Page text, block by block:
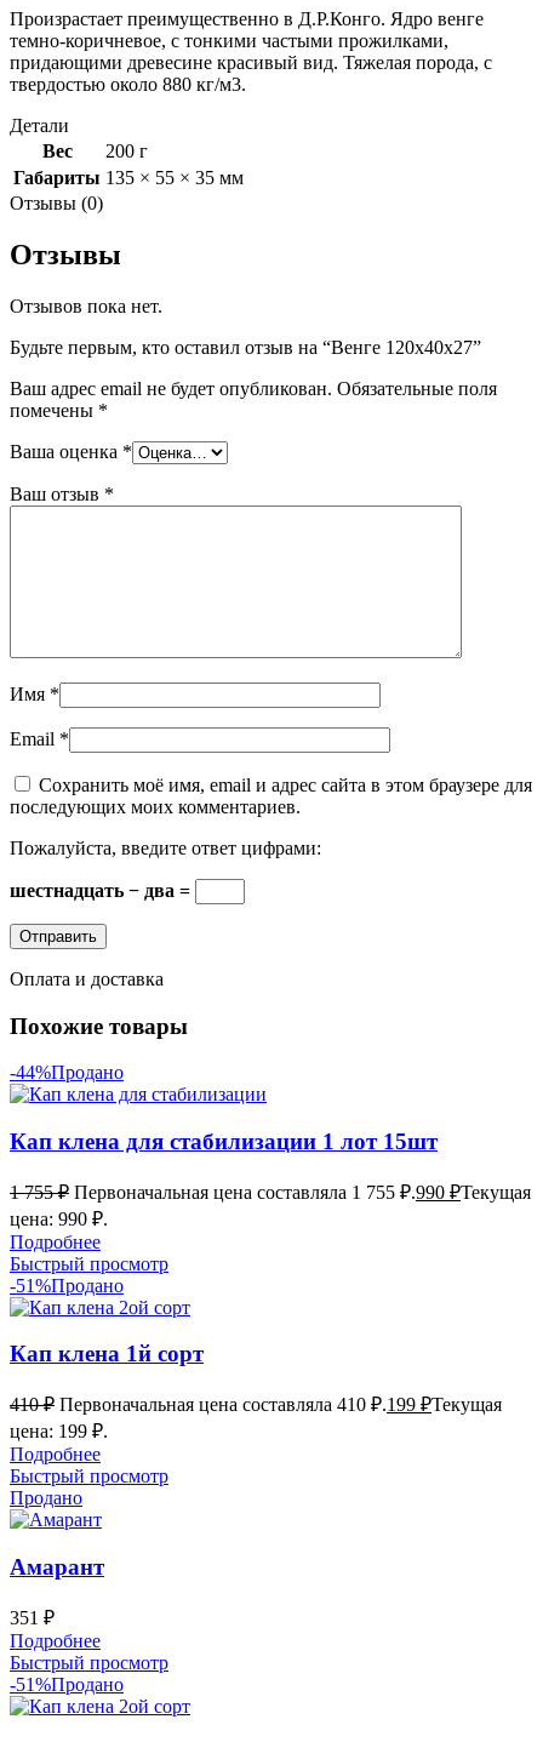
Произрастает преимущественно в Д.Р.Конго. Ядро венге
темно-коричневое, с тонкими частыми прожилками,
придающими древесине красивый вид. Тяжелая порода, с
твердостью около 880 кг/м3.
Детали
Вес
200 г
Габариты 135 × 55 × 35 мм
Отзывы (0)
Отзывы
Отзывов пока нет.
Будьте первым, кто оставил отзыв на “Венге 120х40х27”
Ваш адрес email не будет опубликован. Обязательные поля
помечены *
Ваша оценка *
Ваш отзыв *
Имя *
Email *
Сохранить моё имя, email и адрес сайта в этом браузере для
последующих моих комментариев.
Пожалуйста, введите ответ цифрами:
шестнадцать − два =
Оплата и доставка
Похожие товары
-44%Продано
Кап клена для стабилизации 1 лот 15шт
1 755₽ Первоначальная цена составляла 1 755 ₽.990 ₽Текущая
цена: 990 ₽.
Подробнее
Быстрый просмотр
-51%Продано
Кап клена 1й сорт
410₽ Первоначальная цена составляла 410 ₽.199 ₽Текущая
цена: 199 ₽.
Подробнее
Быстрый просмотр
Продано
Амарант
351 ₽
Подробнее
Быстрый просмотр
-51%Продано